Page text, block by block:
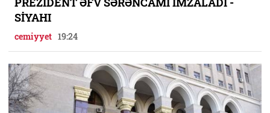
SİYAHI
cemiyyet 19:24